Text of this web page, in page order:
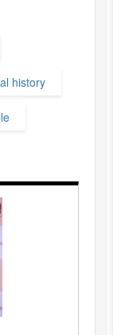
history